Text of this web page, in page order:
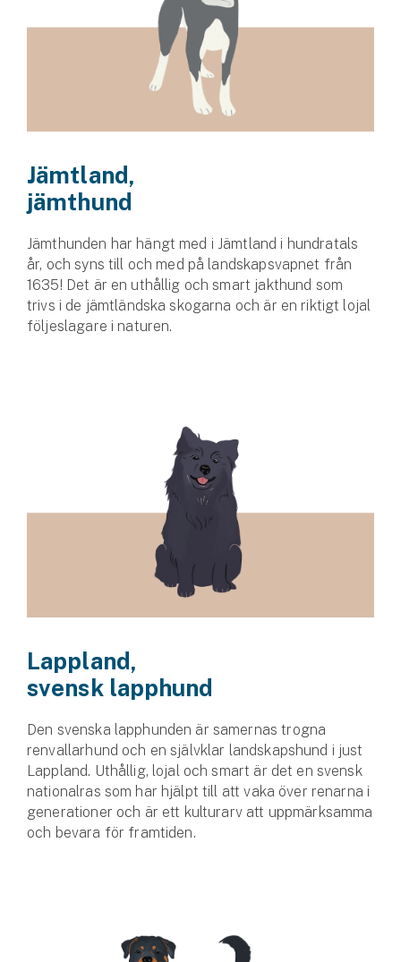
Jämtland,
jämthund
Jämthunden har hängt med i Jämtland i hundratals
år, och syns till och med på landskapsvapnet från
1635! Det är en uthållig och smart jakthund som
trivs i de jämtländska skogarna och är en riktigt lojal
följe­slagare i naturen.
Lappland,
svensk lapphund
Den svenska lapphunden är samernas trogna
renvallarhund och en självklar landskapshund i just
Lappland. Uthållig, lojal och smart är det en svensk
nationalras som har hjälpt till att vaka över renarna i
generationer och är ett kulturarv att uppmärk­samma
och bevara för framtiden.